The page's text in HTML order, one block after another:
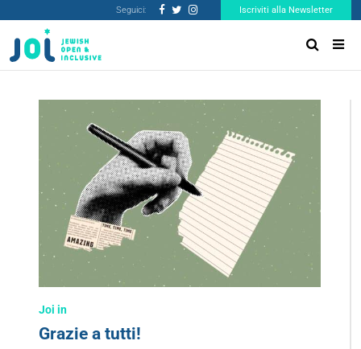
Seguici: Iscriviti alla Newsletter
Joi in
Grazie a tutti!